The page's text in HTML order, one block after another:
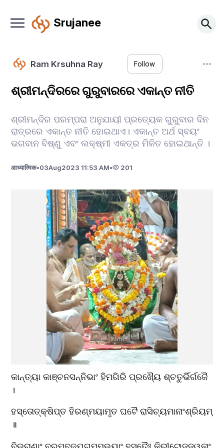
Srujanee
Ram Krsuhna Ray Follow
ଶ୍ରୀମନ୍ଦିରରେ ଗୁରୁବାରରେ ଏକାନ୍ତ ନୀତି
ଶ୍ରୀମନ୍ଦିର ପରମ୍ପରା ଅନୁଯାୟୀ ପ୍ରତ୍ୟେକ ଗୁରୁବାର ଦିନ
ରାତ୍ରରେ ଏକାନ୍ତ ନୀତି ହୋଇଥାଏ। ଏକାନ୍ତ ଅର୍ଥ ସ୍ବୟଂ
ଭଗବାନ ବିଷ୍ଣୁ ଏବଂ ଲକ୍ଷ୍ମୀ ଏକତ୍ର ମିଳିତ ହୋଇଥାନ୍ତି ।
आध्यात्मिक•03Aug2023 11:53 AM• 201
କାନ୍ତ୍ୟା କାଞ୍ଚନସନ୍ନିଭାଂ ହିମଗିରି ପ୍ରଖ୍ୟୈ ଶ୍ଚତୁର୍ଭିର୍ଗଜୈ
।
ହସ୍ତୋତ୍‌କ୍ଷିପ୍ତ ହିରଣ୍ମୟାମୃତ ଘଟୈ ରାସିଚ୍ୟମାନାଂଶ୍ରିୟମ୍
॥